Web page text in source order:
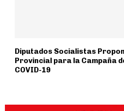
Diputados Socialistas
Provincial para la Campaña
COVID-19